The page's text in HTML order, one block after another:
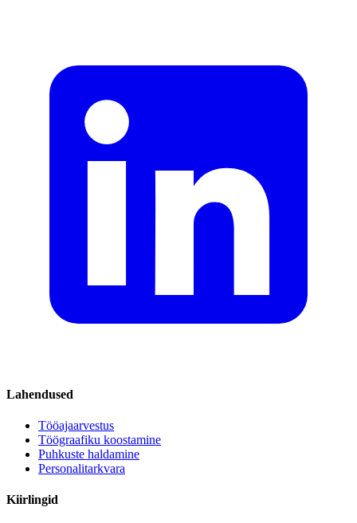
Lahendused
Tööajaarvestus
Töögraafiku koostamine
Puhkuste haldamine
Personalitarkvara
Kiirlingid